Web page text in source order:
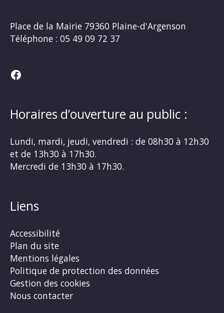
Place de la Mairie 79360 Plaine-d'Argenson
Téléphone : 05 49 09 72 37
Facebook
Horaires d’ouverture au public :
Lundi, mardi, jeudi, vendredi : de 08h30 à 12h30
et de 13h30 à 17h30.
Mercredi de 13h30 à 17h30.
Liens
Accessibilité
Plan du site
Mentions légales
Politique de protection des données
Gestion des cookies
Nous contacter